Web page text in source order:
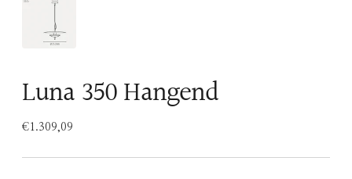
Luna 350 Hangend
€1.309,09
Normale